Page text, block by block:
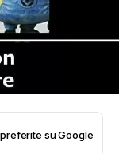
su Google